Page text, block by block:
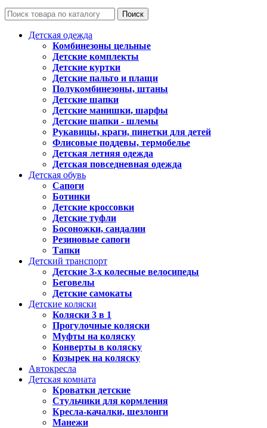
Поиск
Детская одежда
Комбинезоны цельные
Детские комплекты
Детские куртки
Детские пальто и плащи
Полукомбинезоны, штаны
Детские шапки
Детские манишки, шарфы
Детские шапки - шлемы
Рукавицы, краги, пинетки для детей
Флисовые поддевы, термобелье
Детская летняя одежда
Детская повседневная одежда
Детская обувь
Сапоги
Ботинки
Детские кроссовки
Детские туфли
Босоножки, сандалии
Резиновые сапоги
Тапки
Детский транспорт
Детские 3-х колесные велосипеды
Беговелы
Детские самокаты
Детские коляски
Коляски 3 в 1
Прогулочные коляски
Муфты на коляску
Конверты в коляску
Козырек на коляску
Автокресла
Детская комната
Кроватки детские
Стульчики для кормления
Кресла-качалки, шезлонги
Манежи